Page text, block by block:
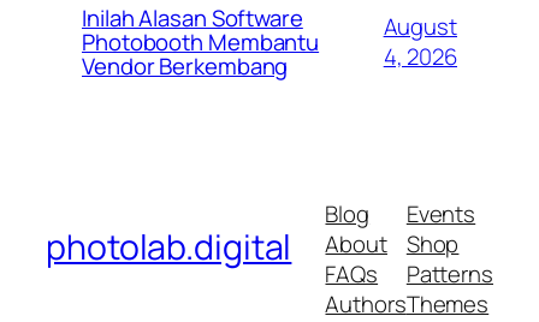
Inilah Alasan Software
Photobooth Membantu
Vendor Berkembang
August
4, 2026
photolab.digital
Blog
About
FAQs
Authors
Events
Shop
Patterns
Themes